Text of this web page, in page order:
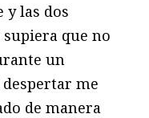
y las dos
que no
un
me
de manera